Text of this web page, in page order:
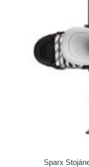
Sparx